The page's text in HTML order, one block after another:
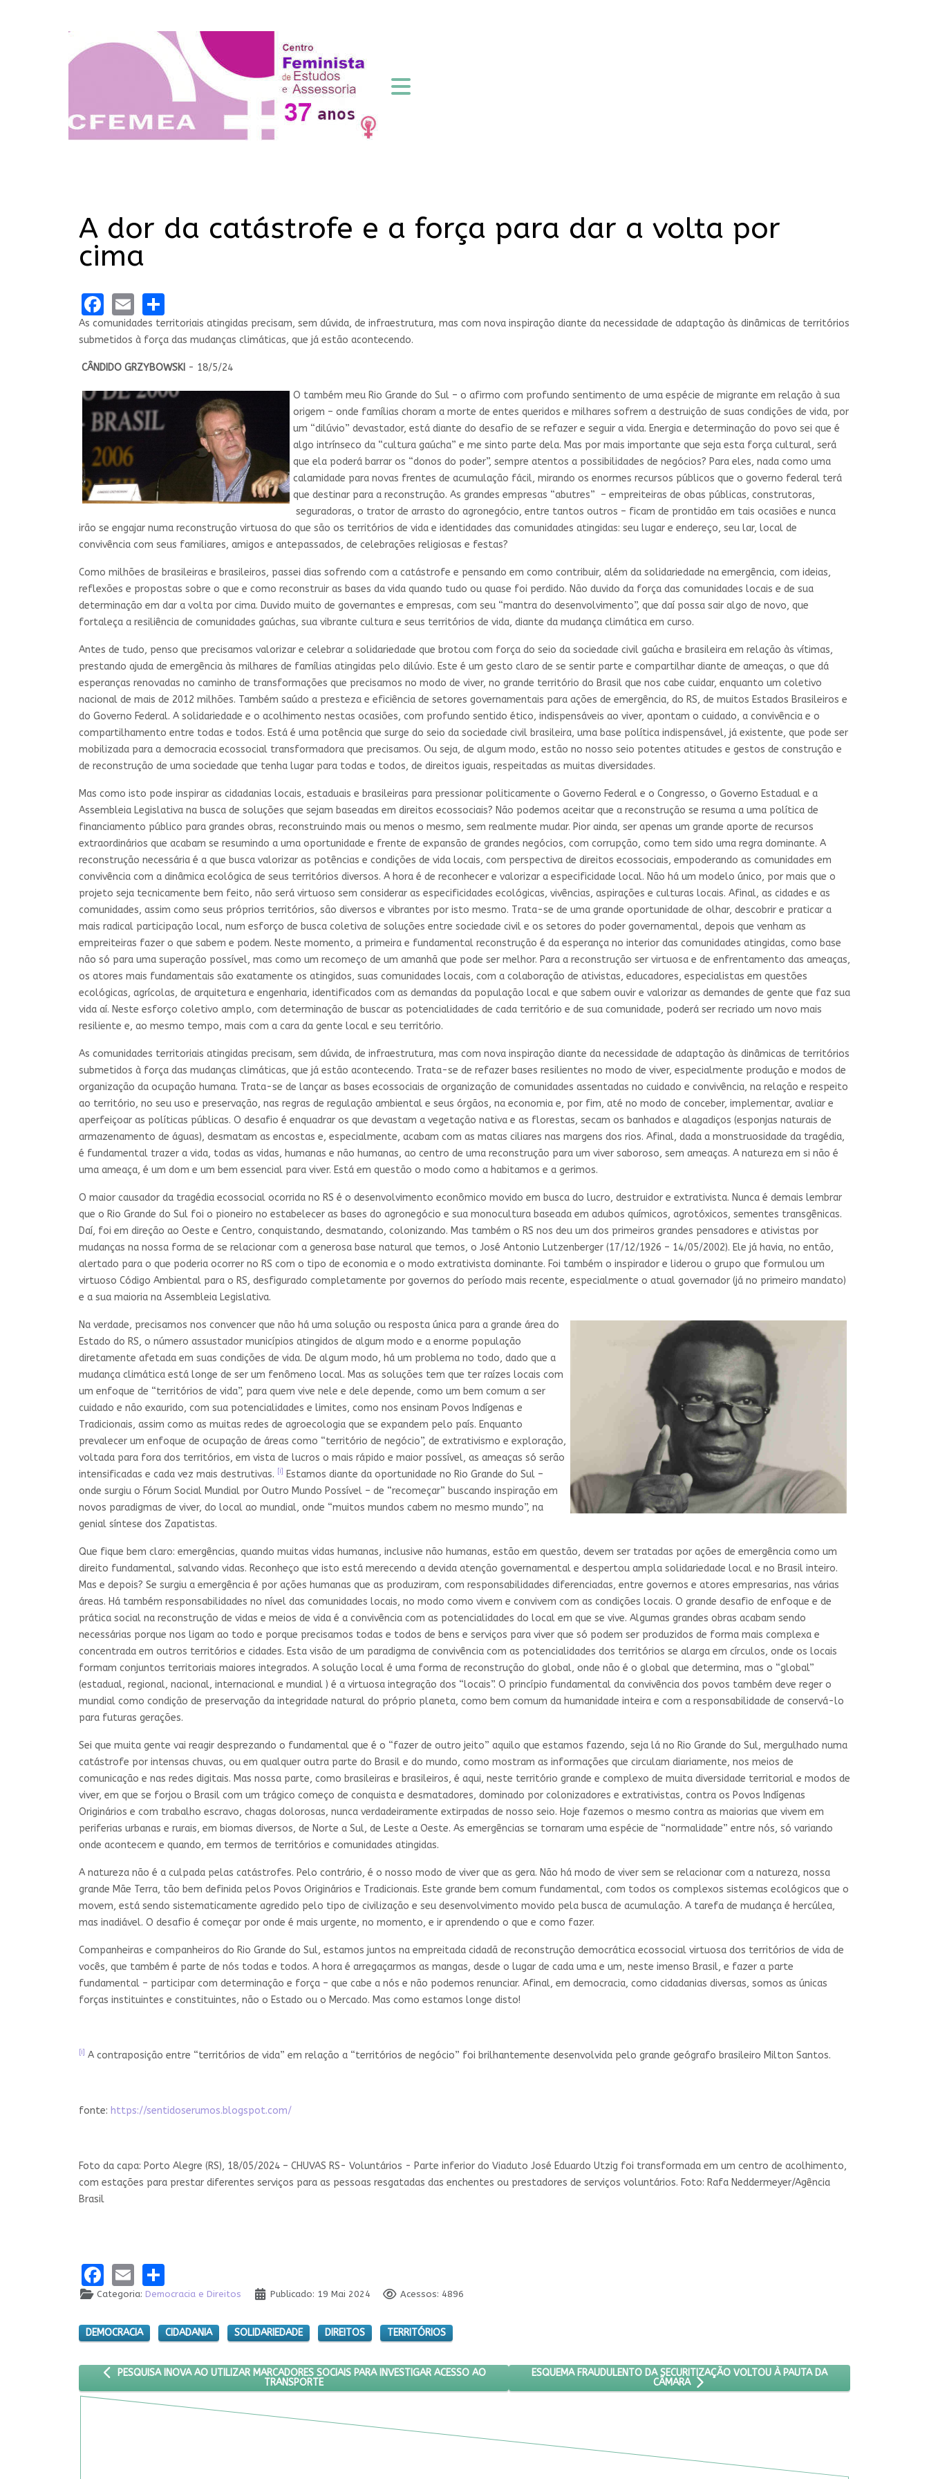
A dor da catástrofe e a força para dar a volta por
cima
Facebook
Email
As comunidades territoriais atingidas precisam, sem dúvida, de infraestrutura, mas com nova inspiração diante da necessidade de adaptação às dinâmicas de territórios
submetidos à força das mudanças climáticas, que já estão acontecendo.
CÂNDIDO GRZYBOWSKI - 18/5/24
O também meu Rio Grande do Sul – o afirmo com profundo sentimento de uma espécie de migrante em relação à sua
origem – onde famílias choram a morte de entes queridos e milhares sofrem a destruição de suas condições de vida, por
um “dilúvio” devastador, está diante do desafio de se refazer e seguir a vida. Energia e determinação do povo sei que é
algo intrínseco da “cultura gaúcha” e me sinto parte dela. Mas por mais importante que seja esta força cultural, será
que ela poderá barrar os “donos do poder”, sempre atentos a possibilidades de negócios? Para eles, nada como uma
calamidade para novas frentes de acumulação fácil, mirando os enormes recursos públicos que o governo federal terá
que destinar para a reconstrução. As grandes empresas “abutres” – empreiteiras de obas públicas, construtoras,
seguradoras, o trator de arrasto do agronegócio, entre tantos outros – ficam de prontidão em tais ocasiões e nunca
irão se engajar numa reconstrução virtuosa do que são os territórios de vida e identidades das comunidades atingidas: seu lugar e endereço, seu lar, local de
convivência com seus familiares, amigos e antepassados, de celebrações religiosas e festas?
Como milhões de brasileiras e brasileiros, passei dias sofrendo com a catástrofe e pensando em como contribuir, além da solidariedade na emergência, com ideias,
reflexões e propostas sobre o que e como reconstruir as bases da vida quando tudo ou quase foi perdido. Não duvido da força das comunidades locais e de sua
determinação em dar a volta por cima. Duvido muito de governantes e empresas, com seu “mantra do desenvolvimento”, que daí possa sair algo de novo, que
fortaleça a resiliência de comunidades gaúchas, sua vibrante cultura e seus territórios de vida, diante da mudança climática em curso.
Antes de tudo, penso que precisamos valorizar e celebrar a solidariedade que brotou com força do seio da sociedade civil gaúcha e brasileira em relação às vítimas,
prestando ajuda de emergência às milhares de famílias atingidas pelo dilúvio. Este é um gesto claro de se sentir parte e compartilhar diante de ameaças, o que dá
esperanças renovadas no caminho de transformações que precisamos no modo de viver, no grande território do Brasil que nos cabe cuidar, enquanto um coletivo
nacional de mais de 2012 milhões. Também saúdo a presteza e eficiência de setores governamentais para ações de emergência, do RS, de muitos Estados Brasileiros e
do Governo Federal. A solidariedade e o acolhimento nestas ocasiões, com profundo sentido ético, indispensáveis ao viver, apontam o cuidado, a convivência e o
compartilhamento entre todas e todos. Está é uma potência que surge do seio da sociedade civil brasileira, uma base política indispensável, já existente, que pode ser
mobilizada para a democracia ecossocial transformadora que precisamos. Ou seja, de algum modo, estão no nosso seio potentes atitudes e gestos de construção e
de reconstrução de uma sociedade que tenha lugar para todas e todos, de direitos iguais, respeitadas as muitas diversidades.
Mas como isto pode inspirar as cidadanias locais, estaduais e brasileiras para pressionar politicamente o Governo Federal e o Congresso, o Governo Estadual e a
Assembleia Legislativa na busca de soluções que sejam baseadas em direitos ecossociais? Não podemos aceitar que a reconstrução se resuma a uma política de
financiamento público para grandes obras, reconstruindo mais ou menos o mesmo, sem realmente mudar. Pior ainda, ser apenas um grande aporte de recursos
extraordinários que acabam se resumindo a uma oportunidade e frente de expansão de grandes negócios, com corrupção, como tem sido uma regra dominante. A
reconstrução necessária é a que busca valorizar as potências e condições de vida locais, com perspectiva de direitos ecossociais, empoderando as comunidades em
convivência com a dinâmica ecológica de seus territórios diversos. A hora é de reconhecer e valorizar a especificidade local. Não há um modelo único, por mais que o
projeto seja tecnicamente bem feito, não será virtuoso sem considerar as especificidades ecológicas, vivências, aspirações e culturas locais. Afinal, as cidades e as
comunidades, assim como seus próprios territórios, são diversos e vibrantes por isto mesmo. Trata-se de uma grande oportunidade de olhar, descobrir e praticar a
mais radical participação local, num esforço de busca coletiva de soluções entre sociedade civil e os setores do poder governamental, depois que venham as
empreiteiras fazer o que sabem e podem. Neste momento, a primeira e fundamental reconstrução é da esperança no interior das comunidades atingidas, como base
não só para uma superação possível, mas como um recomeço de um amanhã que pode ser melhor. Para a reconstrução ser virtuosa e de enfrentamento das ameaças,
os atores mais fundamentais são exatamente os atingidos, suas comunidades locais, com a colaboração de ativistas, educadores, especialistas em questões
ecológicas, agrícolas, de arquitetura e engenharia, identificados com as demandas da população local e que sabem ouvir e valorizar as demandes de gente que faz sua
vida aí. Neste esforço coletivo amplo, com determinação de buscar as potencialidades de cada território e de sua comunidade, poderá ser recriado um novo mais
resiliente e, ao mesmo tempo, mais com a cara da gente local e seu território.
As comunidades territoriais atingidas precisam, sem dúvida, de infraestrutura, mas com nova inspiração diante da necessidade de adaptação às dinâmicas de territórios
submetidos à força das mudanças climáticas, que já estão acontecendo. Trata-se de refazer bases resilientes no modo de viver, especialmente produção e modos de
organização da ocupação humana. Trata-se de lançar as bases ecossociais de organização de comunidades assentadas no cuidado e convivência, na relação e respeito
ao território, no seu uso e preservação, nas regras de regulação ambiental e seus órgãos, na economia e, por fim, até no modo de conceber, implementar, avaliar e
aperfeiçoar as políticas públicas. O desafio é enquadrar os que devastam a vegetação nativa e as florestas, secam os banhados e alagadiços (esponjas naturais de
armazenamento de águas), desmatam as encostas e, especialmente, acabam com as matas ciliares nas margens dos rios. Afinal, dada a monstruosidade da tragédia,
é fundamental trazer a vida, todas as vidas, humanas e não humanas, ao centro de uma reconstrução para um viver saboroso, sem ameaças. A natureza em si não é
uma ameaça, é um dom e um bem essencial para viver. Está em questão o modo como a habitamos e a gerimos.
O maior causador da tragédia ecossocial ocorrida no RS é o desenvolvimento econômico movido em busca do lucro, destruidor e extrativista. Nunca é demais lembrar
que o Rio Grande do Sul foi o pioneiro no estabelecer as bases do agronegócio e sua monocultura baseada em adubos químicos, agrotóxicos, sementes transgênicas.
Daí, foi em direção ao Oeste e Centro, conquistando, desmatando, colonizando. Mas também o RS nos deu um dos primeiros grandes pensadores e ativistas por
mudanças na nossa forma de se relacionar com a generosa base natural que temos, o José Antonio Lutzenberger (17/12/1926 – 14/05/2002). Ele já havia, no então,
alertado para o que poderia ocorrer no RS com o tipo de economia e o modo extrativista dominante. Foi também o inspirador e liderou o grupo que formulou um
virtuoso Código Ambiental para o RS, desfigurado completamente por governos do período mais recente, especialmente o atual governador (já no primeiro mandato)
e a sua maioria na Assembleia Legislativa.
Na verdade, precisamos nos convencer que não há uma solução ou resposta única para a grande área do
Estado do RS, o número assustador municípios atingidos de algum modo e a enorme população
diretamente afetada em suas condições de vida. De algum modo, há um problema no todo, dado que a
mudança climática está longe de ser um fenômeno local. Mas as soluções tem que ter raízes locais com
um enfoque de “territórios de vida”, para quem vive nele e dele depende, como um bem comum a ser
cuidado e não exaurido, com sua potencialidades e limites, como nos ensinam Povos Indígenas e
Tradicionais, assim como as muitas redes de agroecologia que se expandem pelo país. Enquanto
prevalecer um enfoque de ocupação de áreas como “território de negócio”, de extrativismo e exploração,
voltada para fora dos territórios, em vista de lucros o mais rápido e maior possível, as ameaças só serão
intensificadas e cada vez mais destrutivas. [i]
Estamos diante da oportunidade no Rio Grande do Sul –
onde surgiu o Fórum Social Mundial por Outro Mundo Possível – de “recomeçar” buscando inspiração em
novos paradigmas de viver, do local ao mundial, onde “muitos mundos cabem no mesmo mundo”, na
genial síntese dos Zapatistas.
Que fique bem claro: emergências, quando muitas vidas humanas, inclusive não humanas, estão em questão, devem ser tratadas por ações de emergência como um
direito fundamental, salvando vidas. Reconheço que isto está merecendo a devida atenção governamental e despertou ampla solidariedade local e no Brasil inteiro.
Mas e depois? Se surgiu a emergência é por ações humanas que as produziram, com responsabilidades diferenciadas, entre governos e atores empresarias, nas várias
áreas. Há também responsabilidades no nível das comunidades locais, no modo como vivem e convivem com as condições locais. O grande desafio de enfoque e de
prática social na reconstrução de vidas e meios de vida é a convivência com as potencialidades do local em que se vive. Algumas grandes obras acabam sendo
necessárias porque nos ligam ao todo e porque precisamos todas e todos de bens e serviços para viver que só podem ser produzidos de forma mais complexa e
concentrada em outros territórios e cidades. Esta visão de um paradigma de convivência com as potencialidades dos territórios se alarga em círculos, onde os locais
formam conjuntos territoriais maiores integrados. A solução local é uma forma de reconstrução do global, onde não é o global que determina, mas o “global”
(estadual, regional, nacional, internacional e mundial ) é a virtuosa integração dos “locais”. O princípio fundamental da convivência dos povos também deve reger o
mundial como condição de preservação da integridade natural do próprio planeta, como bem comum da humanidade inteira e com a responsabilidade de conservá-lo
para futuras gerações.
Sei que muita gente vai reagir desprezando o fundamental que é o “fazer de outro jeito” aquilo que estamos fazendo, seja lá no Rio Grande do Sul, mergulhado numa
catástrofe por intensas chuvas, ou em qualquer outra parte do Brasil e do mundo, como mostram as informações que circulam diariamente, nos meios de
comunicação e nas redes digitais. Mas nossa parte, como brasileiras e brasileiros, é aqui, neste território grande e complexo de muita diversidade territorial e modos de
viver, em que se forjou o Brasil com um trágico começo de conquista e desmatadores, dominado por colonizadores e extrativistas, contra os Povos Indígenas
Originários e com trabalho escravo, chagas dolorosas, nunca verdadeiramente extirpadas de nosso seio. Hoje fazemos o mesmo contra as maiorias que vivem em
periferias urbanas e rurais, em biomas diversos, de Norte a Sul, de Leste a Oeste. As emergências se tornaram uma espécie de “normalidade” entre nós, só variando
onde acontecem e quando, em termos de territórios e comunidades atingidas.
A natureza não é a culpada pelas catástrofes. Pelo contrário, é o nosso modo de viver que as gera. Não há modo de viver sem se relacionar com a natureza, nossa
grande Mãe Terra, tão bem definida pelos Povos Originários e Tradicionais. Este grande bem comum fundamental, com todos os complexos sistemas ecológicos que o
movem, está sendo sistematicamente agredido pelo tipo de civilização e seu desenvolvimento movido pela busca de acumulação. A tarefa de mudança é hercúlea,
mas inadiável. O desafio é começar por onde é mais urgente, no momento, e ir aprendendo o que e como fazer.
Companheiras e companheiros do Rio Grande do Sul, estamos juntos na empreitada cidadã de reconstrução democrática ecossocial virtuosa dos territórios de vida de
vocês, que também é parte de nós todas e todos. A hora é arregaçarmos as mangas, desde o lugar de cada uma e um, neste imenso Brasil, e fazer a parte
fundamental – participar com determinação e força – que cabe a nós e não podemos renunciar. Afinal, em democracia, como cidadanias diversas, somos as únicas
forças instituintes e constituintes, não o Estado ou o Mercado. Mas como estamos longe disto!
[i] A contraposição entre “territórios de vida” em relação a “territórios de negócio” foi brilhantemente desenvolvida pelo grande geógrafo brasileiro Milton Santos.
fonte: https://sentidoserumos.blogspot.com/
Foto da capa: Porto Alegre (RS), 18/05/2024 – CHUVAS RS- Voluntários - Parte inferior do Viaduto José Eduardo Utzig foi transformada em um centro de acolhimento,
com estações para prestar diferentes serviços para as pessoas resgatadas das enchentes ou prestadores de serviços voluntários. Foto: Rafa Neddermeyer/Agência
Brasil
Facebook
Email
Categoria: Democracia e Direitos Publicado: 19 Mai 2024 Acessos: 4896
DEMOCRACIA CIDADANIA SOLIDARIEDADE DIREITOS TERRITÓRIOS
ARTIGO ANTERIOR: PESQUISA INOVA AO UTILIZAR MARCADORES SOCIAIS PARA INVESTIGAR ACESSO AO TRANSPORTE
PESQUISA INOVA AO UTILIZAR MARCADORES SOCIAIS PARA INVESTIGAR ACESSO AO
TRANSPORTE
PRÓXIMO ARTIGO: ESQUEMA FRAUDULENTO DA SECURITIZAÇÃO VOLTOU À PAUTA DA
ESQUEMA FRAUDULENTO DA SECURITIZAÇÃO VOLTOU À PAUTA DA
CÂMARA